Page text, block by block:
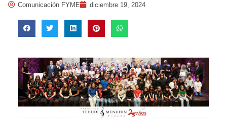
Comunicación FYME diciembre 19, 2024